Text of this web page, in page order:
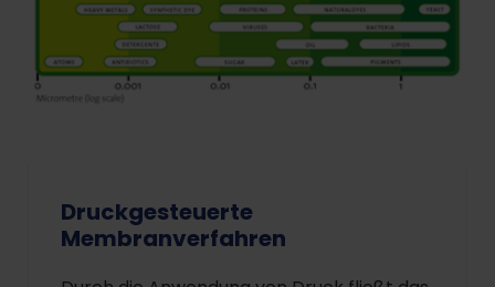
Druckgesteuerte
Membranverfahren